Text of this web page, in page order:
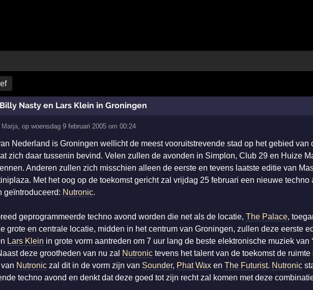
Nasty en Lars Klein in Groningen
Marja, opwoensdag 9 februari 2005 om 00:24
Nederland is Groningen wellicht de meest vooruitstrevende stad op het gebied van
zich daar tussenin bevind. Velen zullen de avonden in Simplon, Club 29 en Huize
Anderen zullen zich misschien alleen de eerste en tevens laatste editie van
Met het oog op de toekomst gericht zal vrijdag 25 februari een nieuwe techno
geïntroduceerd: Nutronic.
geprogrammeerde techno avond worden die net als de locatie, The Palace,
grote en centrale locatie, midden in het centrum van Groningen, zullen deze eerste
Lars Klein in grote vorm aantreden om 7 uur lang de beste elektronische muziek van
deze grootheden van nu zal
Nutronictevens het talent van de toekomst de ruimte
Nutroniczal dit in de vorm zijn van Sounder, Phat Waxen The Futurist. Nutronic
techno avond en denkt dat deze goed tot zijn recht zal komen met deze